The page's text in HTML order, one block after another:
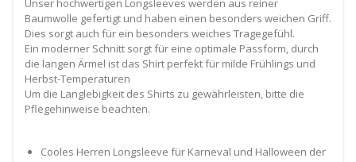
Unser hochwertigen Longsleeves werden aus reiner
Baumwolle gefertigt und haben einen besonders weichen Griff.
Dies sorgt auch für ein besonders weiches Tragegefühl.
Ein moderner Schnitt sorgt für eine optimale Passform, durch
die langen Ärmel ist das Shirt perfekt für milde Frühlings und
Herbst-Temperaturen
Um die Langlebigkeit des Shirts zu gewährleisten, bitte die
Pflegehinweise beachten.
Cooles Herren Longsleeve für Karneval und Halloween der